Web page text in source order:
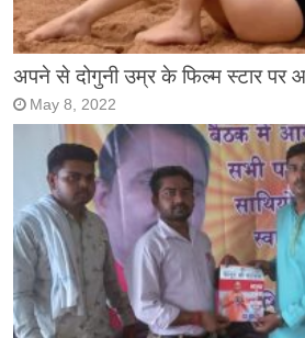
अपने से दोगुनी उम्र के फिल्म स्टार पर
May 8, 2022